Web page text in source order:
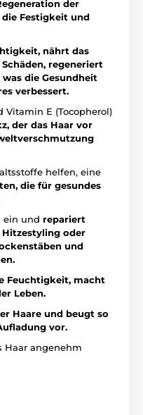
der
die Festigkeit und
nährt das
regeneriert
die Gesundheit
verbessert.
Vitamin E (Tocopherol)
der das Haar vor
helfen, eine
die für gesundes
ein und repariert
Hitzestyling oder
und
Feuchtigkeit, macht
Leben.
Haare und beugt so
vor.
Haar angenehm